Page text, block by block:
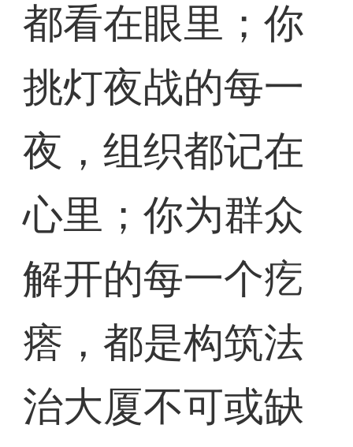
都看在眼里；你
挑灯夜战的每一
夜，组织都记在
心里；你为群众
解开的每一个疙
瘩，都是构筑法
治大厦不可或缺